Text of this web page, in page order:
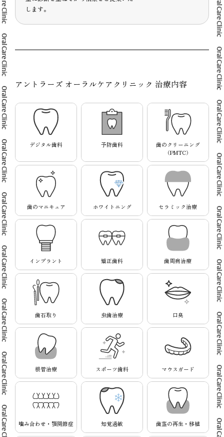
します。
アントラーズ オーラルケアクリニック 治療内容
デジタル歯科 予防歯科
歯のクリーニング
（PMTC）
歯のマニキュア ホワイトニング セラミック治療
インプラント 矯正歯科 歯周病治療
歯石取り 虫歯治療 口臭
根管治療 スポーツ歯科 マウスガード
噛み合わせ・顎関節症 知覚過敏 歯茎の再生・移植